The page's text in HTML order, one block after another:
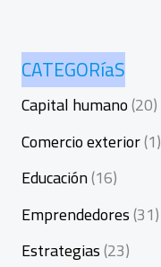
CATEGORíaS
Capital humano(20)
Comercio exterior(1)
Educación(16)
Emprendedores(31)
Estrategias(23)